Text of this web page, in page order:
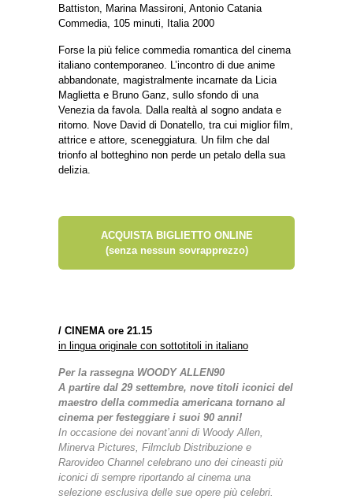
Battiston, Marina Massironi, Antonio Catania
Commedia, 105 minuti, Italia 2000
Forse la più felice commedia romantica del cinema
italiano contemporaneo. L’incontro di due anime
abbandonate, magistralmente incarnate da Licia
Maglietta e Bruno Ganz, sullo sfondo di una
Venezia da favola. Dalla realtà al sogno andata e
ritorno. Nove David di Donatello, tra cui miglior film,
attrice e attore, sceneggiatura. Un film che dal
trionfo al botteghino non perde un petalo della sua
delizia.
ACQUISTA BIGLIETTO ONLINE
(senza nessun sovrapprezzo)
/ CINEMA ore 21.15
in lingua originale con sottotitoli in italiano
Per la rassegna WOODY ALLEN90
A partire dal 29 settembre, nove titoli iconici del
maestro della commedia americana tornano al
cinema per festeggiare i suoi 90 anni!
In occasione dei novant’anni di Woody Allen,
Minerva Pictures, Filmclub Distribuzione e
Rarovideo Channel celebrano uno dei cineasti più
iconici di sempre riportando al cinema una
selezione esclusiva delle sue opere più celebri.